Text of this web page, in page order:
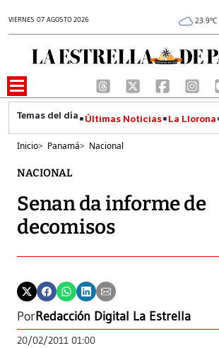
VIERNES 07 AGOSTO 2026 23.9°C
Últimas Noticias La Llorona
Inicio> Panamá> Nacional
NACIONAL
Senan da informe de
decomisos
PorRedacción Digital La Estrella
20/02/2011 01:00